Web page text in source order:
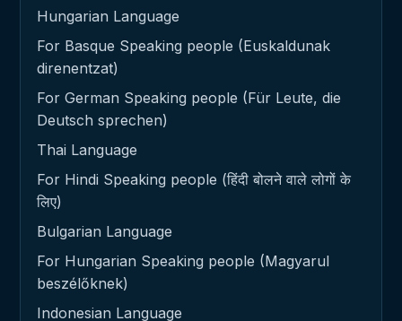
Hungarian Language
For Basque Speaking people (Euskaldunak
direnentzat)
For German Speaking people (Für Leute, die
Deutsch sprechen)
Thai Language
For Hindi Speaking people (हिंदी बोलने वाले लोगों के
लिए)
Bulgarian Language
For Hungarian Speaking people (Magyarul
beszélőknek)
Indonesian Language